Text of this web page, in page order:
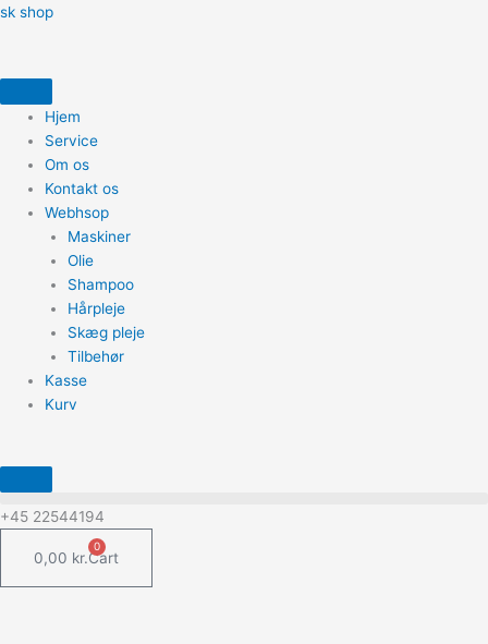
Gå
sk shop
Hjem
Service
Om os
Kontakt os
Webhsop
Maskiner
Olie
Shampoo
Hårpleje
Skæg pleje
Tilbehør
Kasse
Kurv
‪+45 22544194
0,00 kr.
0
Cart
Menu